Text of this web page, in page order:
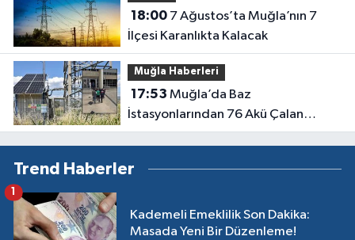
18:007 Ağustos’ta Muğla’nın 7
İlçesi Karanlıkta Kalacak
Muğla Haberleri
17:53
İstasyonlarından 76 Akü Çalan
Şüpheli Tutuklandı
Trend Haberler
Kademeli Emeklilik Son Dakika:
Masada Yeni Bir Düzenleme!
1